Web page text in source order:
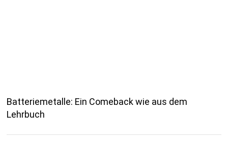
Batteriemetalle: Ein Comeback wie aus dem
Lehrbuch